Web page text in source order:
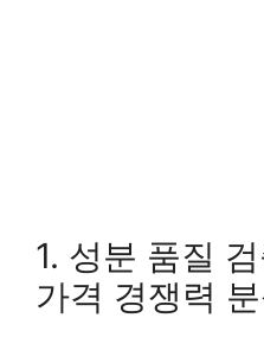
1. 성분 품질
가격 경쟁력